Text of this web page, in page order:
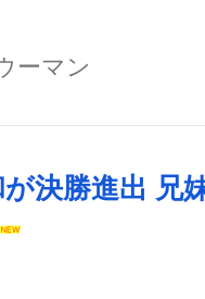
ーマン
決勝進出 兄